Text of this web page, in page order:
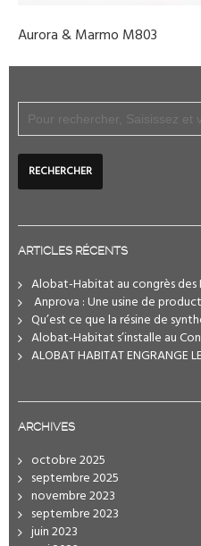
Aurora & Marmo M803
ARTICLES RÉCENTS
Alobat-Habitat au congrès des
Anprova : Une usine de
Qu’est ce que la résine de
Alobat-Habitat s’installe au
ALOBAT HABITAT ENGRANGE
ARCHIVES
octobre 2025
septembre 2025
novembre 2023
septembre 2023
juin 2023